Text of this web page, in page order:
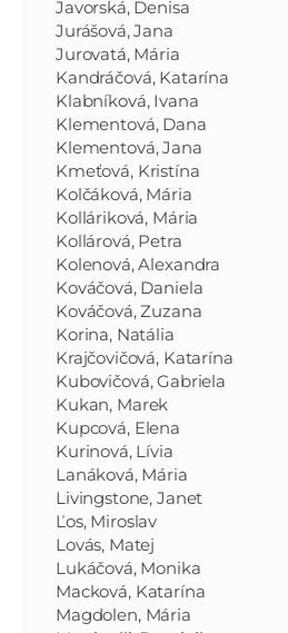
Javorská, Denisa
Jurášová, Jana
Jurovatá, Mária
Kandráčová, Katarína
Klabníková, Ivana
Klementová, Dana
Klementová, Jana
Kmeťová, Kristína
Kolčáková, Mária
Kolláriková, Mária
Kollárová, Petra
Kolenová, Alexandra
Kováčová, Daniela
Kováčová, Zuzana
Korina, Natália
Krajčovičová, Katarína
Kubovičová, Gabriela
Kukan, Marek
Kupcová, Elena
Kurinová, Lívia
Lanáková, Mária
Livingstone, Janet
Ľos, Miroslav
Lovás, Matej
Lukáčová, Monika
Macková, Katarína
Magdolen, Mária